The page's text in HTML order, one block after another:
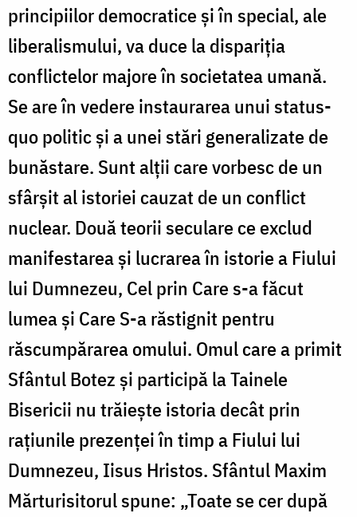
principiilor democratice și în special, ale
liberalismului, va duce la dispariția
conflictelor majore în societatea umană.
Se are în vedere instaurarea unui status-
quo politic și a unei stări generalizate de
bunăstare. Sunt alții care vorbesc de un
sfârșit al istoriei cauzat de un conflict
nuclear. Două teorii seculare ce exclud
manifestarea și lucrarea în istorie a Fiului
lui Dumnezeu, Cel prin Care s-a făcut
lumea și Care S-a răstignit pentru
răscumpărarea omului. Omul care a primit
Sfântul Botez și participă la Tainele
Bisericii nu trăiește istoria decât prin
rațiunile prezenței în timp a Fiului lui
Dumnezeu, Iisus Hristos. Sfântul Maxim
Mărturisitorul spune: „Toate se cer după